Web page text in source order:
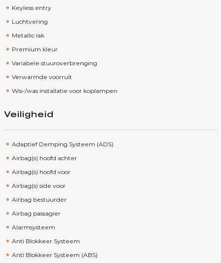
Keyless entry
Luchtvering
Metallic lak
Premium kleur
Variabele stuuroverbrenging
Verwarmde voorruit
Wis-/was installatie voor koplampen
Veiligheid
Adaptief Demping Systeem (ADS)
Airbag(s) hoofd achter
Airbag(s) hoofd voor
Airbag(s) side voor
Airbag bestuurder
Airbag passagier
Alarmsysteem
Anti Blokkeer Systeem
Anti Blokkeer Systeem (ABS)